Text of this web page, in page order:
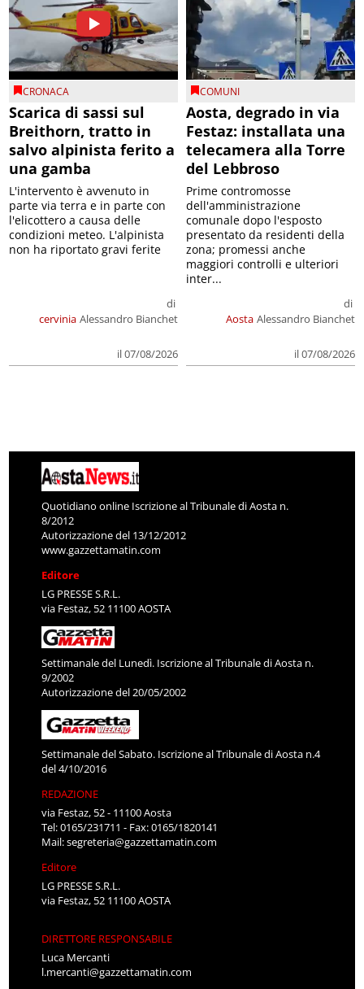
CRONACA
Scarica di sassi sul
Breithorn, tratto in
salvo alpinista ferito a
una gamba
cervinia
di
Alessandro Bianchet
il 07/08/2026
L'intervento è avvenuto in
parte via terra e in parte con
l'elicottero a causa delle
condizioni meteo. L'alpinista
non ha riportato gravi ferite
COMUNI
Aosta, degrado in via
Festaz: installata una
telecamera alla Torre
del Lebbroso
Aosta
di
Alessandro Bianchet
il 07/08/2026
Prime contromosse
dell'amministrazione
comunale dopo l'esposto
presentato da residenti della
zona; promessi anche
maggiori controlli e ulteriori
inter...
Quotidiano online Iscrizione al Tribunale di Aosta n.
8/2012
Autorizzazione del 13/12/2012
www.gazzettamatin.com
Editore
LG PRESSE S.R.L.
via Festaz, 52 11100 AOSTA
Settimanale del Lunedì. Iscrizione al Tribunale di Aosta n.
9/2002
Autorizzazione del 20/05/2002
Settimanale del Sabato. Iscrizione al Tribunale di Aosta n.4
del 4/10/2016
REDAZIONE
via Festaz, 52 - 11100 Aosta
Tel: 0165/231711 - Fax: 0165/1820141
Mail:segreteria@gazzettamatin.com
Editore
LG PRESSE S.R.L.
via Festaz, 52 11100 AOSTA
DIRETTORE RESPONSABILE
Luca Mercanti
l.mercanti@gazzettamatin.com